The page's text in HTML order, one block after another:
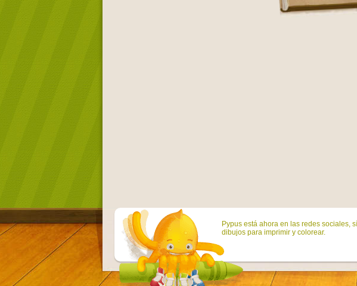
Pypus está ahora en las redes sociales,
dibujos para imprimir y colorear.